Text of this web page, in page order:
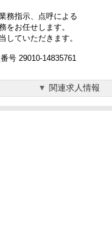
務指示、点呼による
をお任せします。
していただきます。
号 29010-14835761
関連求人情報